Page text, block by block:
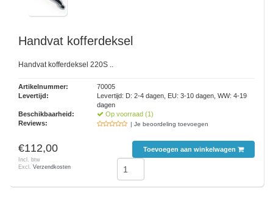
Handvat kofferdeksel
Handvat kofferdeksel 220S ..
Artikelnummer:
70005
Levertijd:
Levertijd: D: 2-4 dagen, EU: 3-10 dagen, WW: 4-19
dagen
Beschikbaarheid:
Op voorraad (1)
Reviews:
| Je beoordeling toevoegen
€112,00
Incl. btw
Excl. Verzendkosten
Toevoegen aan winkelwagen